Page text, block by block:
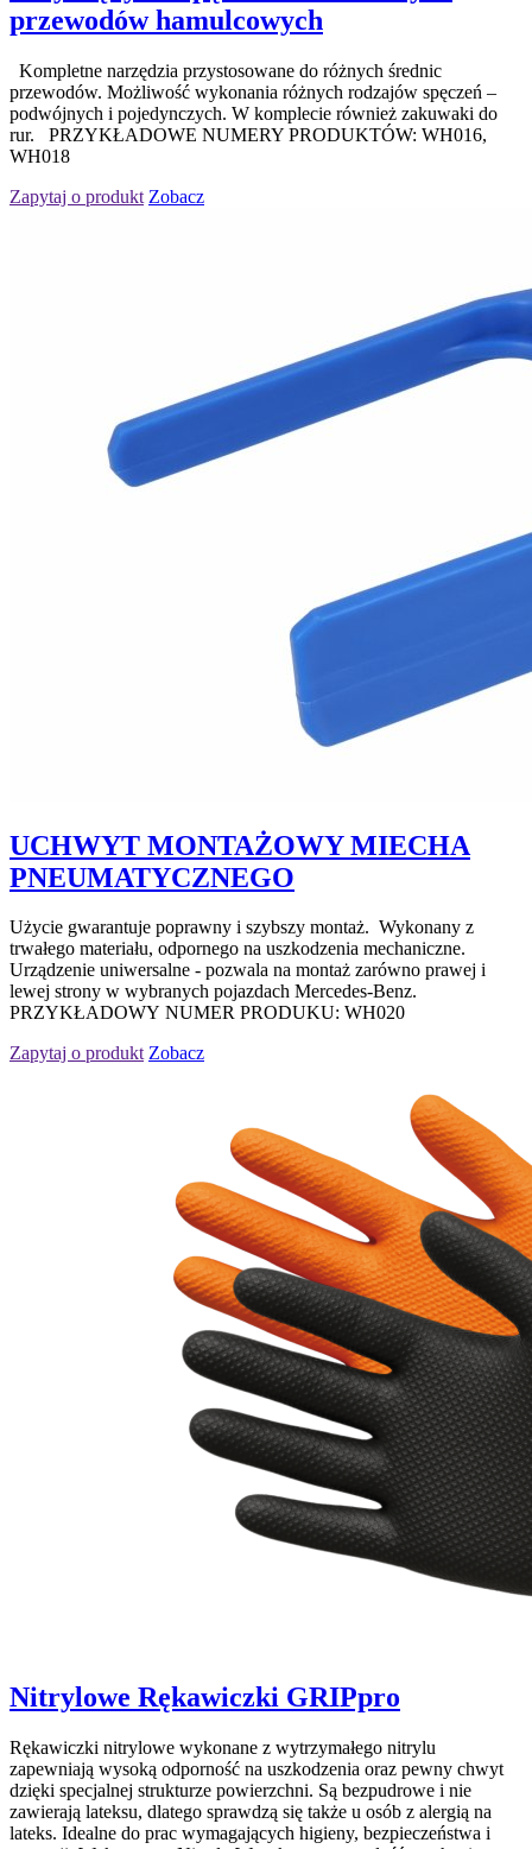
przewodów hamulcowych
Kompletne narzędzia przystosowane do różnych średnic
przewodów. Możliwość wykonania różnych rodzajów spęczeń –
podwójnych i pojedynczych. W komplecie również zakuwaki do
rur. PRZYKŁADOWE NUMERY PRODUKTÓW: WH016,
WH018
Zapytaj o produkt Zobacz
UCHWYT MONTAŻOWY MIECHA
PNEUMATYCZNEGO
Użycie gwarantuje poprawny i szybszy montaż. Wykonany z
trwałego materiału, odpornego na uszkodzenia mechaniczne.
Urządzenie uniwersalne - pozwala na montaż zarówno prawej i
lewej strony w wybranych pojazdach Mercedes-Benz.
PRZYKŁADOWY NUMER PRODUKU: WH020
Zapytaj o produkt Zobacz
Nitrylowe Rękawiczki GRIPpro
Rękawiczki nitrylowe wykonane z wytrzymałego nitrylu
zapewniają wysoką odporność na uszkodzenia oraz pewny chwyt
dzięki specjalnej strukturze powierzchni. Są bezpudrowe i nie
zawierają lateksu, dlatego sprawdzą się także u osób z alergią na
lateks. Idealne do prac wymagających higieny, bezpieczeństwa i